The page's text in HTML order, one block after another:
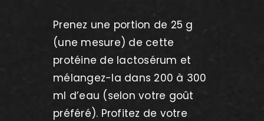
Prenez une portion de 25 g
(une mesure) de cette
protéine de lactosérum et
mélangez-la dans 200 à 300
ml d’eau (selon votre goût
préféré). Profitez de votre